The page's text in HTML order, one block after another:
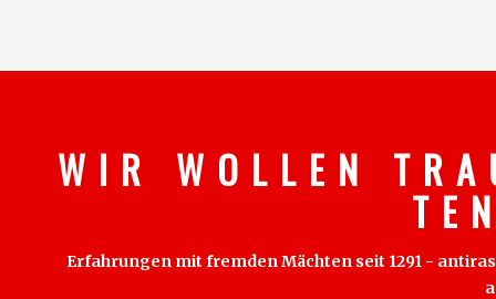
W I R W O L L E N T R
T E
Erfahrungen mit fremden Mächten seit 1291 -